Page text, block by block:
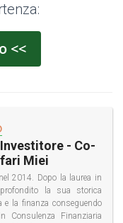
<<
- Co-
Miei
2014. Dopo la laurea in
la sua storica
e la finanza conseguendo
Consulenza Finanziaria